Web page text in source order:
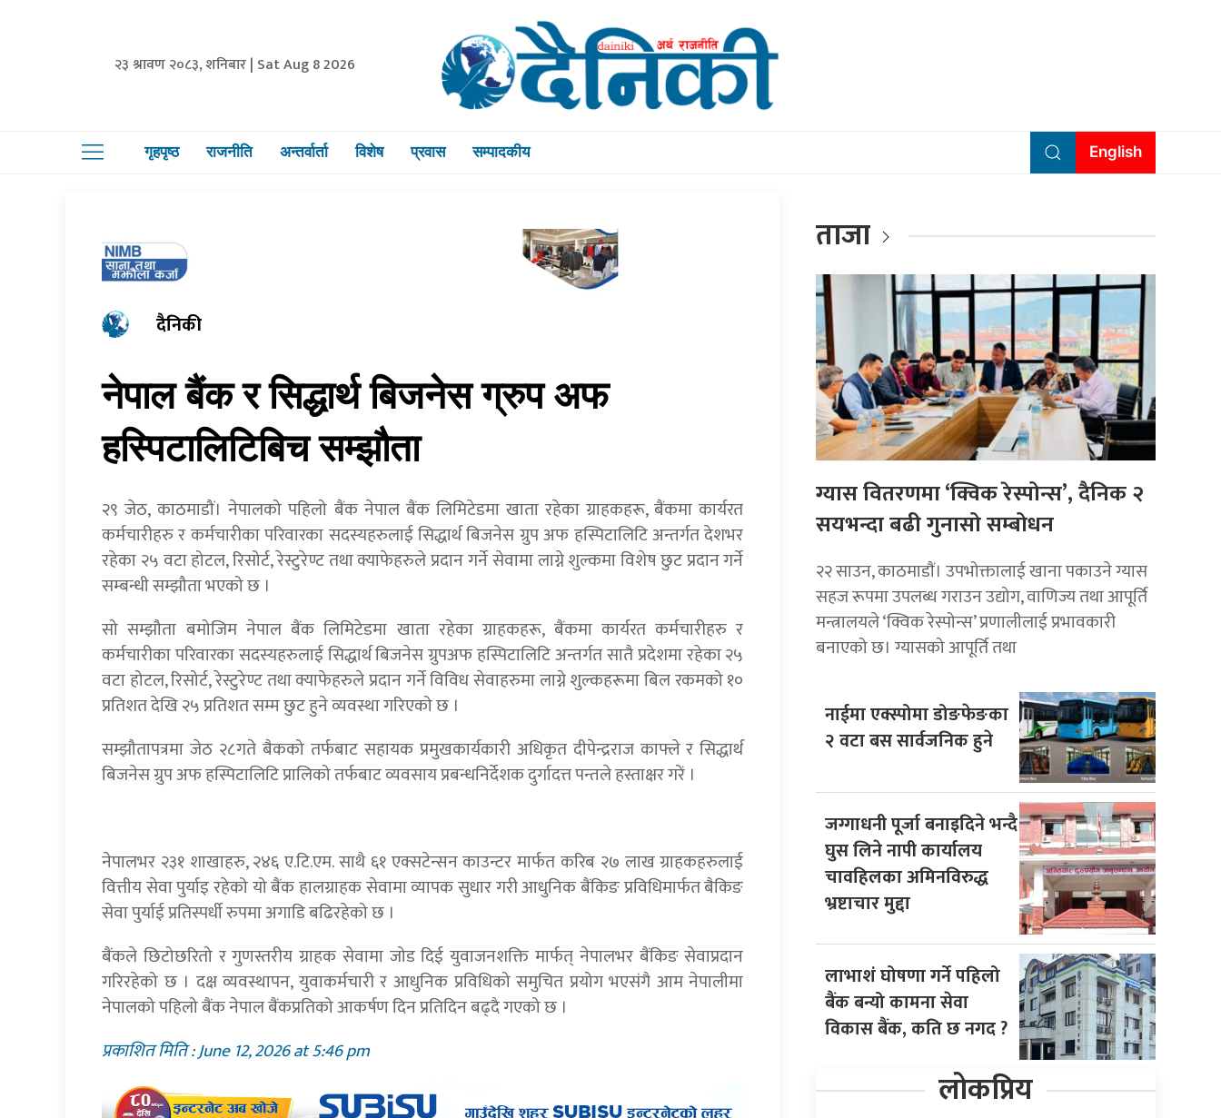
२३ श्रावण २०८३, शनिबार | Sat Aug 8 2026
गृहपृष्ठ राजनीति अन्तर्वार्ता विशेष प्रवास सम्पादकीय English
दैनिकी
नेपाल बैंक र सिद्धार्थ बिजनेस ग्रुप अफ
हस्पिटालिटिबिच सम्झौता
२९ जेठ, काठमाडौं। नेपालको पहिलो बैंक नेपाल बैंक लिमिटेडमा खाता रहेका ग्राहकहरू, बैंकमा कार्यरत
कर्मचारीहरु र कर्मचारीका परिवारका सदस्यहरुलाई सिद्धार्थ बिजनेस ग्रुप अफ हस्पिटालिटि अन्तर्गत देशभर
रहेका २५ वटा होटल, रिसोर्ट, रेस्टुरेण्ट तथा क्याफेहरुले प्रदान गर्ने सेवामा लाग्ने शुल्कमा विशेष छुट प्रदान गर्ने
सम्बन्धी सम्झौता भएको छ ।
सो सम्झौता बमोजिम नेपाल बैंक लिमिटेडमा खाता रहेका ग्राहकहरू, बैंकमा कार्यरत कर्मचारीहरु र
कर्मचारीका परिवारका सदस्यहरुलाई सिद्धार्थ बिजनेस ग्रुपअफ हस्पिटालिटि अन्तर्गत सातै प्रदेशमा रहेका २५
वटा होटल, रिसोर्ट, रेस्टुरेण्ट तथा क्याफेहरुले प्रदान गर्ने विविध सेवाहरुमा लाग्ने शुल्कहरूमा बिल रकमको १०
प्रतिशत देखि २५ प्रतिशत सम्म छुट हुने व्यवस्था गरिएको छ ।
सम्झौतापत्रमा जेठ २८गते बैकको तर्फबाट सहायक प्रमुखकार्यकारी अधिकृत दीपेन्द्रराज काफ्ले र सिद्धार्थ
बिजनेस ग्रुप अफ हस्पिटालिटि प्रालिको तर्फबाट व्यवसाय प्रबन्धनिर्देशक दुर्गादत्त पन्तले हस्ताक्षर गरें ।
नेपालभर २३१ शाखाहरु, २४६ ए.टि.एम. साथै ६१ एक्सटेन्सन काउन्टर मार्फत करिब २७ लाख ग्राहकहरुलाई
वित्तीय सेवा पुर्याइ रहेको यो बैंक हालग्राहक सेवामा व्यापक सुधार गरी आधुनिक बैंकिङ प्रविधिमार्फत बैकिङ
सेवा पुर्याई प्रतिस्पर्धी रुपमा अगाडि बढिरहेको छ ।
बैंकले छिटोछरितो र गुणस्तरीय ग्राहक सेवामा जोड दिई युवाजनशक्ति मार्फत् नेपालभर बैंकिङ सेवाप्रदान
गरिरहेको छ । दक्ष व्यवस्थापन, युवाकर्मचारी र आधुनिक प्रविधिको समुचित प्रयोग भएसंगै आम नेपालीमा
नेपालको पहिलो बैंक नेपाल बैंकप्रतिको आकर्षण दिन प्रतिदिन बढ्दै गएको छ ।
प्रकाशित मिति : June 12, 2026 at 5:46 pm
ताजा
ग्यास वितरणमा ‘क्विक रेस्पोन्स’, दैनिक २
सयभन्दा बढी गुनासो सम्बोधन
२२ साउन, काठमाडाैं। उपभोक्तालाई खाना पकाउने ग्यास
सहज रूपमा उपलब्ध गराउन उद्योग, वाणिज्य तथा आपूर्ति
मन्त्रालयले ‘क्विक रेस्पोन्स’ प्रणालीलाई प्रभावकारी
बनाएको छ। ग्यासको आपूर्ति तथा
नाईमा एक्स्पोमा डोङफेङका
२ वटा बस सार्वजनिक हुने
जग्गाधनी पूर्जा बनाइदिने भन्दै
घुस लिने नापी कार्यालय
चावहिलका अमिनविरुद्ध
भ्रष्टाचार मुद्दा
लाभाशं घोषणा गर्ने पहिलो
बैंक बन्यो कामना सेवा
विकास बैंक, कति छ नगद ?
लोकप्रिय